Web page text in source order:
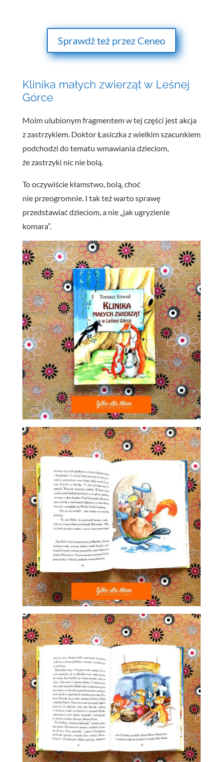
Sprawdź też przez Ceneo
Klinika małych zwierząt w Leśnej
Górce
Moim ulubionym fragmentem w tej części jest akcja
z zastrzykiem. Doktor Łasiczka z wielkim szacunkiem
podchodzi do tematu wmawiania dzieciom,
że zastrzyki nic nie bolą.
To oczywiście kłamstwo, bolą, choć
nie przeogromnie. I tak też warto sprawę
przedstawiać dzieciom, a nie „jak ugryzienie
komara”.